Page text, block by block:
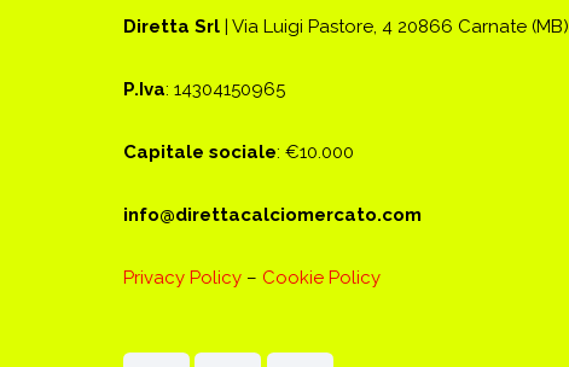
Diretta Srl | Via Luigi Pastore, 4 20866 Carnate (MB)
P.Iva: 14304150965
Capitale sociale: €10.000
info@direttacalciomercato.com
Privacy Policy – Cookie Policy